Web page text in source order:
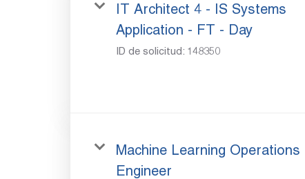
IT Architect 4 - IS Systems
Application - FT - Day
ID de solicitud: 148350
Machine Learning Operations
Engineer